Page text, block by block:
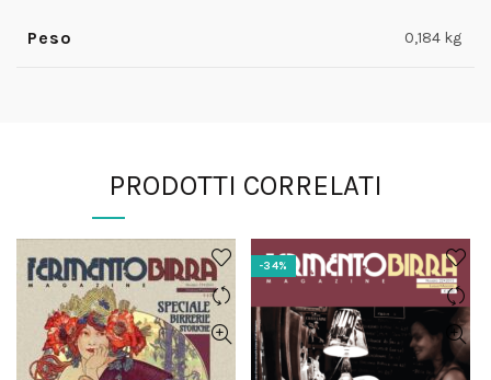
Peso 0,184 kg
PRODOTTI CORRELATI
-34%